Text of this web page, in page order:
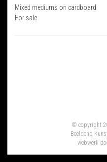
Mixed mediums on cardboard
For sale
© copyright
Beeldend
webwerk